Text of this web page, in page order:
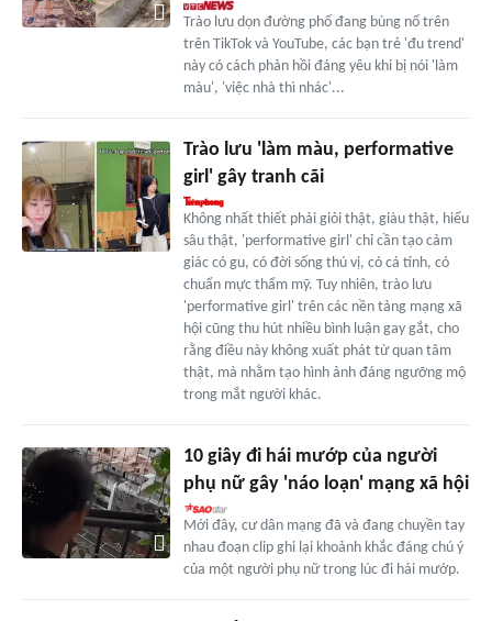
Trào lưu dọn đường phố đang bùng nổ trên
trên TikTok và YouTube, các bạn trẻ 'đu trend'
này có cách phản hồi đáng yêu khi bị nói 'làm
màu', 'việc nhà thì nhác'...
Trào lưu 'làm màu, performative
girl' gây tranh cãi
Không nhất thiết phải giỏi thật, giàu thật, hiểu
sâu thật, 'performative girl' chỉ cần tạo cảm
giác có gu, có đời sống thú vị, có cá tính, có
chuẩn mực thẩm mỹ. Tuy nhiên, trào lưu
'performative girl' trên các nền tảng mạng xã
hội cũng thu hút nhiều bình luận gay gắt, cho
rằng điều này không xuất phát từ quan tâm
thật, mà nhằm tạo hình ảnh đáng ngưỡng mộ
trong mắt người khác.
10 giây đi hái mướp của người
phụ nữ gây 'náo loạn' mạng xã hội
Mới đây, cư dân mạng đã và đang chuyền tay
nhau đoạn clip ghi lại khoảnh khắc đáng chú ý
của một người phụ nữ trong lúc đi hái mướp.